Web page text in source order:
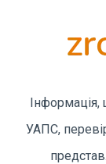
Інформація,
УАПС,